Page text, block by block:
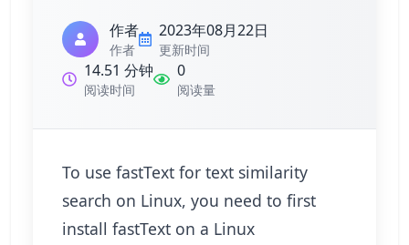
作者
作者
2023年08月22日
更新时间
14.51 分钟
阅读时间
0
阅读量
To use fastText for text similarity
search on Linux, you need to first
install fastText on a Linux